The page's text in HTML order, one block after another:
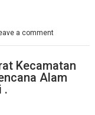
a comment
Kecamatan
Alam
.